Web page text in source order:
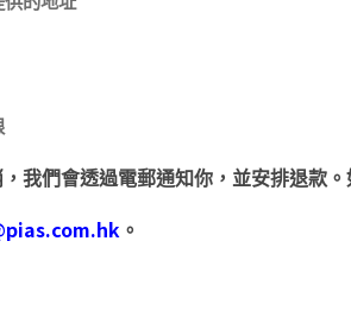
我們會透過電郵通知你，並安排退款
。